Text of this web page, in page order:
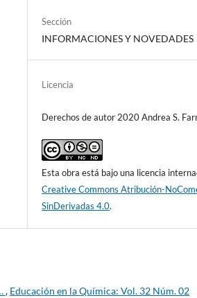
Sección
INFORMACIONES Y NOVEDADES
Licencia
Derechos de autor 2020 Andrea S.
Esta obra está bajo una licencia
Creative Commons Atribución-
SinDerivadas 4.0.
, Educación en la Química: Vol. 32 Núm. 02